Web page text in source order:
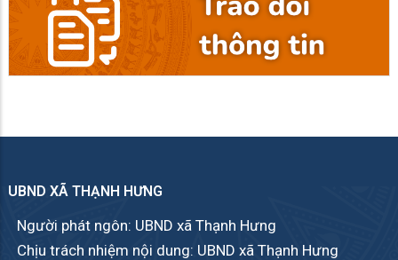
UBND XÃ THẠNH HƯNG
Người phát ngôn: UBND xã Thạnh Hưng
Chịu trách nhiệm nội dung: UBND xã Thạnh Hưng